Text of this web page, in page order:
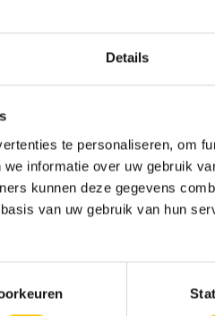
Details
te personaliseren, om
informatie over uw gebruik
kunnen deze gegevens
van uw gebruik van hun
Basic
B75